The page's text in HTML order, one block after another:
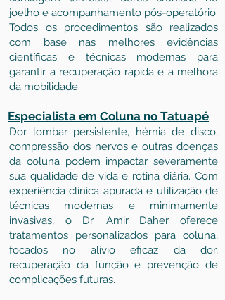
joelho e acompanhamento pós-operatório.
Todos os procedimentos são realizados
com base nas melhores evidências
científicas e técnicas modernas para
garantir a recuperação rápida e a melhora
da mobilidade.
Especialista em Coluna no Tatuapé
Dor lombar persistente, hérnia de disco,
compressão dos nervos e outras doenças
da coluna podem impactar severamente
sua qualidade de vida e rotina diária. Com
experiência clínica apurada e utilização de
técnicas modernas e minimamente
invasivas, o Dr. Amir Daher oferece
tratamentos personalizados para coluna,
focados no alívio eficaz da dor,
recuperação da função e prevenção de
complicações futuras.